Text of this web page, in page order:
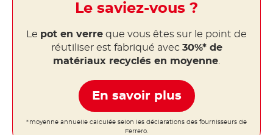
Le saviez-vous ?
Le pot en verre que vous êtes sur le point de
réutiliser est fabriqué avec 30%* de
matériaux recyclés en moyenne
En savoir plus
*moyenne annuelle calculée selon les déclarations des fournisseurs de
Ferrero.